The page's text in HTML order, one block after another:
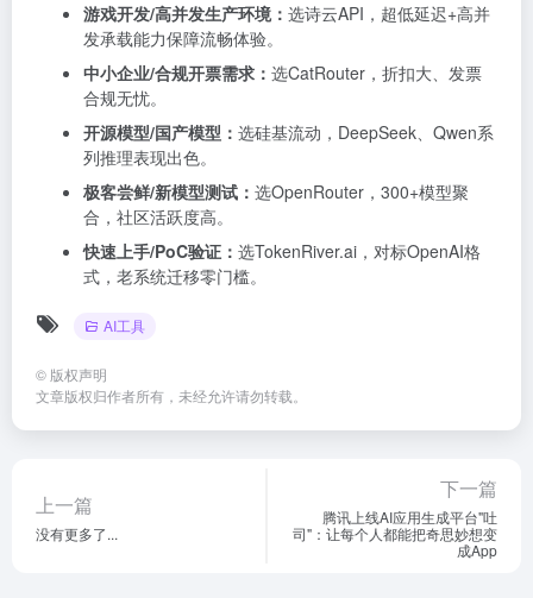
游戏开发/高并发生产环境： 选诗云API，超低延迟+高并
发承载能力保障流畅体验。
中小企业/合规开票需求： 选CatRouter，折扣大、发票
合规无忧。
开源模型/国产模型： 选硅基流动，DeepSeek、Qwen系
列推理表现出色。
极客尝鲜/新模型测试： 选OpenRouter，300+模型聚
合，社区活跃度高。
快速上手/PoC验证： 选TokenRiver.ai，对标OpenAI格
式，老系统迁移零门槛。
AI工具
© 版权声明
文章版权归作者所有，未经允许请勿转载。
上一篇
没有更多了...
下一篇
腾讯上线AI应用生成平台"吐
司"：让每个人都能把奇思妙想变
成App